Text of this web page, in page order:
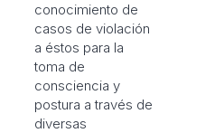
conocimiento de
casos de violación
a éstos para la
toma de
consciencia y
postura a través de
diversas